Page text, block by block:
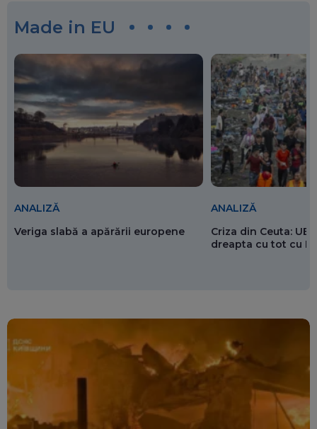
Made in EU
ANALIZĂ
Veriga slabă a apărării europene
ANALIZĂ
Criza din Ceuta: UE
dreapta cu tot cu